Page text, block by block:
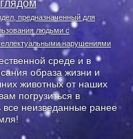
предназначенный для
людьми с
нарушениями
среде и в
образа жизни и
животных от наших
погрузиться в
неизведанные ранее